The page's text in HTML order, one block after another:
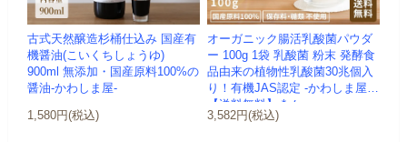
古式天然醸造杉桶仕込み 国産有
機醤油(こいくちしょうゆ)
900ml 無添加・国産原料100%の
醤油-かわしま屋-
1,580円(税込)
オーガニック腸活乳酸菌パウダ
ー 100g 1袋 乳酸菌 粉末 発酵食
品由来の植物性乳酸菌30兆個入
り！有機JAS認定 -かわしま屋-
【送料無料】 *メ...
3,582円(税込)